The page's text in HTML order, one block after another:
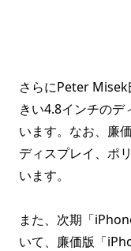
さらにPeter
きい4.8インチのデ
います。なお、廉
ディスプレイ、ポ
います。
また、次期「
いて、廉価版「